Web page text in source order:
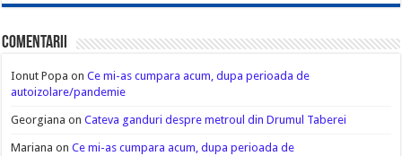
Comentarii
Ionut Popa onCe mi-as cumpara acum, dupa perioada de
autoizolare/pandemie
Georgiana onCateva ganduri despre metroul din Drumul Taberei
Mariana onCe mi-as cumpara acum, dupa perioada de